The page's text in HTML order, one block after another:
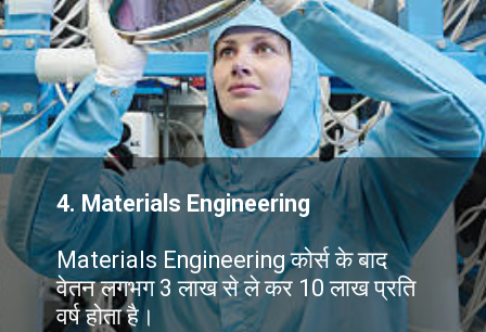
4. Materials Engineering
Materials Engineering कोर्स के बाद
वेतन लगभग 3 लाख से ले कर 10 लाख प्रति
वर्ष होता है।